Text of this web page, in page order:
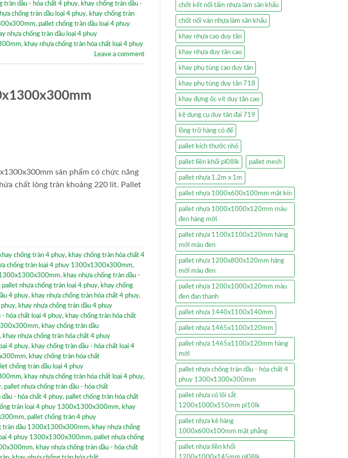
tràn dầu - hóa chất 4 phuy, khay chống tràn dầu -
chống tràn dầu loại 4 phuy, khay chống tràn
, pallet chống tràn dầu loại 4 phuy
nhựa chống tràn dầu loại 4 phuy
, khay nhựa chống tràn hóa chất loại 4 phuy
Leave a comment
sản phẩm có chức năng
chất lỏng tràn khoảng 220 lít. Pallet
khay chống tràn 4 phuy, khay chống tràn hóa chất 4
chống tràn loại 4 phuy 1300x1300x300mm,
1300x1300x300mm, khay nhựa chống tràn dầu -
pallet nhựa chống tràn loại 4 phuy, khay chống
4 phuy, khay nhựa chống tràn hóa chất 4 phuy,
phuy, khay nhựa chống tràn dầu 4 phuy
- hóa chất loại 4 phuy, khay chống tràn hóa chất
, khay chống tràn dầu
, khay nhựa chống tràn hóa chất 4 phuy
4 phuy, khay chống tràn dầu - hóa chất loại 4
, khay chống tràn hóa chất
chống tràn dầu loại 4 phuy
, khay nhựa chống tràn hóa chất loại 4 phuy,
, pallet nhựa chống tràn dầu - hóa chất
- hóa chất 4 phuy, pallet chống tràn hóa chất
tràn loại 4 phuy 1300x1300x300mm, khay
, pallet chống tràn 4 phuy
tràn dầu 1300x1300x300mm, khay nhựa chống
4 phuy 1300x1300x300mm, pallet nhựa chống
, khay nhựa chống tràn dầu - hóa chất
chốt kết nối tấm nhựa làm sân khấu
chốt nối ván nhựa làm sân khấu
khay nhựa cao duy tân
khay nhựa duy tân cao
khay phụ tùng cao duy tân
khay phụ tùng duy tân 718
khay đựng ốc vít duy tân cao
kệ dụng cụ duy tân đại 719
lồng trữ hàng có đế
pallet kích thước nhỏ
pallet liền khối pl08lk pallet mesh
pallet nhựa 1.2m x 1m
pallet nhựa 1000x600x100mm mặt kín
pallet nhựa 1000x1000x120mm màu
đen hàng mới
pallet nhựa 1100x1100x120mm hàng
mới màu đen
pallet nhựa 1200x800x120mm hàng
mới màu đen
pallet nhựa 1200x1000x120mm màu
đen đan thanh
pallet nhựa 1440x1100x140mm
pallet nhựa 1465x1100x120mm
pallet nhựa 1465x1100x120mm hàng
mới
pallet nhựa chống tràn dầu - hóa chất 4
phuy 1300x1300x300mm
pallet nhựa có lõi sắt
1200x1000x150mm pl10lk
pallet nhựa kê hàng
1000x600x100mm mặt phẳng
pallet nhựa liền khối